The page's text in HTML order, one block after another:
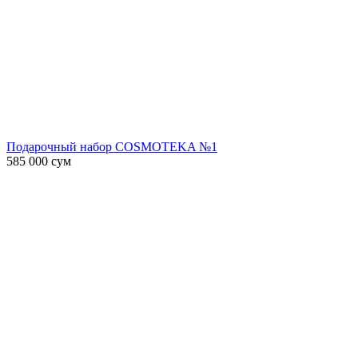
Подарочный набор COSMOTEKA №1
585 000 сум